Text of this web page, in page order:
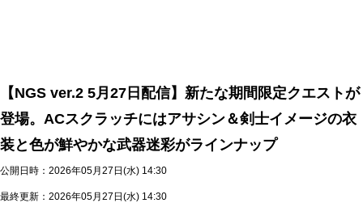
【NGS ver.2 5月27日配信】新たな期間限定クエストが
登場。ACスクラッチにはアサシン＆剣士イメージの衣
装と色が鮮やかな武器迷彩がラインナップ
公開日時：2026年05月27日(水) 14:30
最終更新：2026年05月27日(水) 14:30